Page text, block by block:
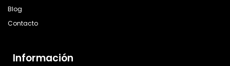
Blog
Contacto
Información